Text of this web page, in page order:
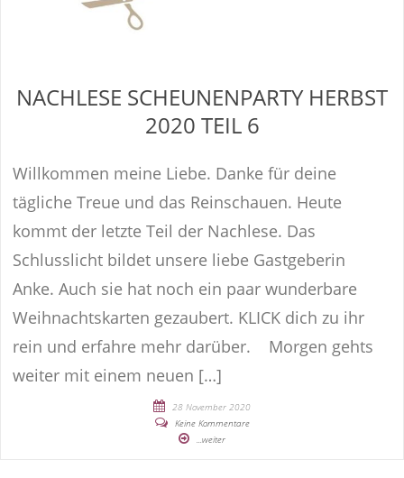
NACHLESE SCHEUNENPARTY HERBST
2020 TEIL 6
Willkommen meine Liebe. Danke für deine
tägliche Treue und das Reinschauen. Heute
kommt der letzte Teil der Nachlese. Das
Schlusslicht bildet unsere liebe Gastgeberin
Anke. Auch sie hat noch ein paar wunderbare
Weihnachtskarten gezaubert. KLICK dich zu ihr
rein und erfahre mehr darüber. Morgen gehts
weiter mit einem neuen […]
28 November 2020
Keine Kommentare
...weiter